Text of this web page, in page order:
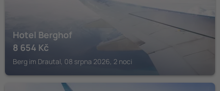
Hotel Berghof
8 654 Kč
Berg im Drautal, 08 srpna 2026, 2 noci